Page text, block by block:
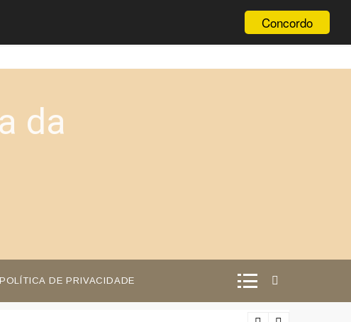
Concordo
da
POLÍTICA DE PRIVACIDADE